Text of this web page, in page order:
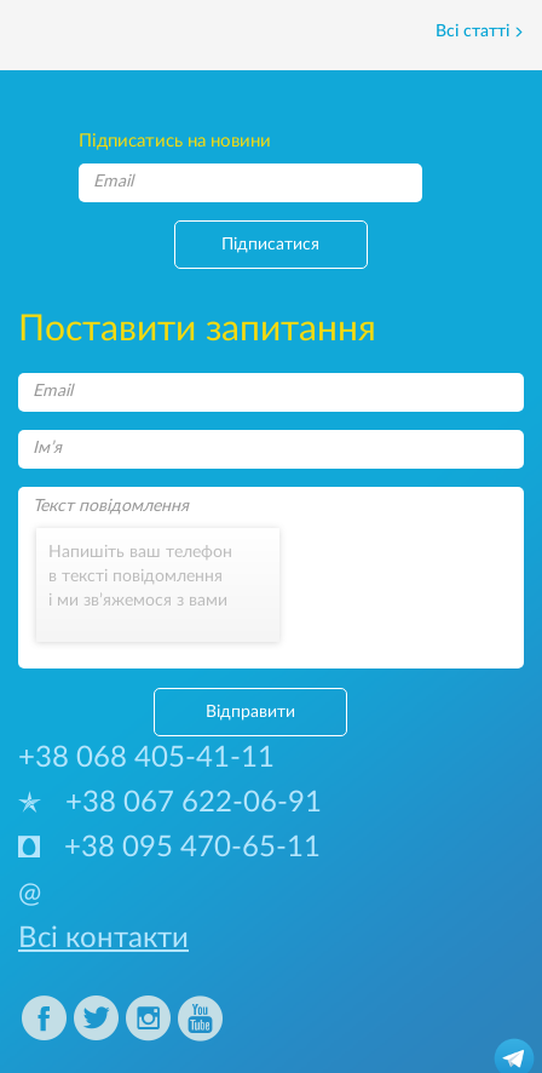
Всі статті
Підписатись на новини
Підписатися
Поставити запитання
Напишіть ваш телефон
в тексті повідомлення
і ми зв’яжемося з вами
Відправити
+38 068 405-41-11
+38 067 622-06-91
+38 095 470-65-11
@
Всі контакти